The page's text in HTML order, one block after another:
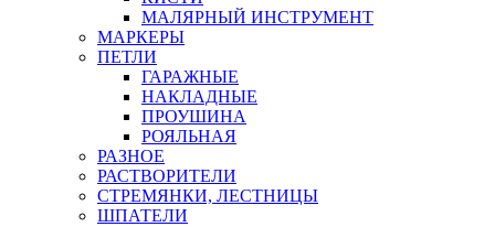
МАЛЯРНЫЙ ИНСТРУМЕНТ
МАРКЕРЫ
ПЕТЛИ
ГАРАЖНЫЕ
НАКЛАДНЫЕ
ПРОУШИНА
РОЯЛЬНАЯ
РАЗНОЕ
РАСТВОРИТЕЛИ
СТРЕМЯНКИ, ЛЕСТНИЦЫ
ШПАТЕЛИ